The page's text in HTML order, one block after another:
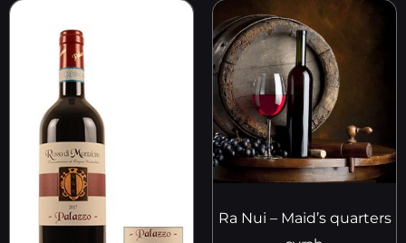
Ra Nui – Maid’s quarters